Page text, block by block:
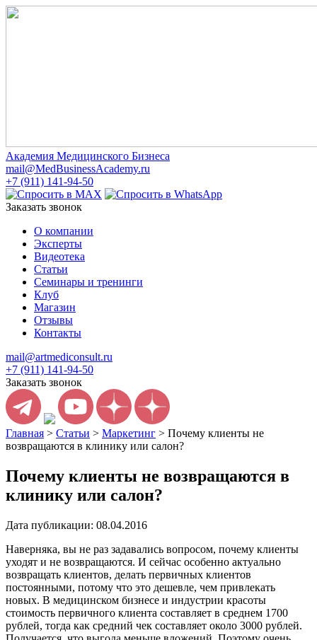
Академия Медицинского Бизнеса
mail@MedBusinessAcademy.ru
+7 (911) 141-94-50
Заказать звонок
О компании
Эксперты
Видеотека
Статьи
Семинары и тренинги
Клуб
Магазин
Отзывы
Контакты
mail@artmediconsult.ru
+7 (911) 141-94-50
Заказать звонок
Главная > Статьи > Маркетинг > Почему клиенты не
возвращаются в клинику или салон?
Почему клиенты не возвращаются в
клинику или салон?
Дата публикации: 08.04.2016
Наверняка, вы не раз задавались вопросом, почему клиенты
уходят и не возвращаются. И сейчас особенно актуально
возвращать клиентов, делать первичных клиентов
постоянными, потому что это дешевле, чем привлекать
новых. В медицинском бизнесе и индустрии красоты
стоимость первичного клиента составляет в среднем 1700
рублей, тогда как средний чек составляет около 3000 рублей.